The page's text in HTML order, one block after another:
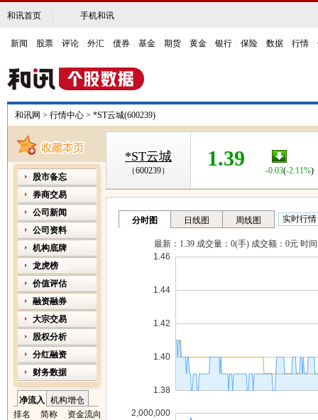
和讯首页 手机和讯
新闻 股票 评论 外汇 债券 基金 期货 黄金 银行 保险 数据 行情
和讯网 > 行情中心 > *ST云城(600239)
股市备忘
券商交易
公司新闻
公司资料
机构底牌
龙虎榜
价值评估
融资融券
大宗交易
股权分析
分红融资
财务数据
净流入
机构增仓
排名
简称
资金流向
*ST云城
（600239）
1.39
-0.03(-2.11%)